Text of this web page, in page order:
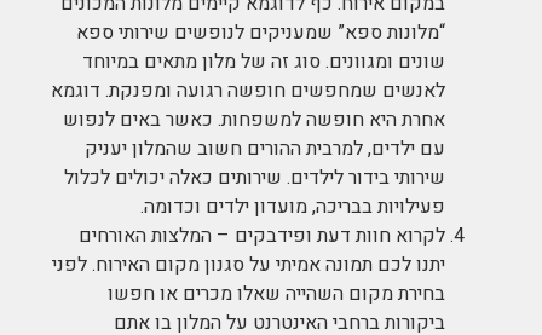
“מלונות ספא” שמעניקים לנופשים שירותי ספא
שונים ומגוונים. סוג זה של מלון מתאים במיוחד
לאנשים שמחפשים חופשה רגועה ומפנקת. דוגמא
אחרת היא חופשה למשפחות. כאשר באים לנפוש
עם ילדים, למרבית ההורים חשוב שהמלון יעניק
שירותי בידור לילדים. שירותים כאלה יכולים לכלול
פעילויות בבריכה, מועדון ילדים וכדומה.
לקרוא חוות דעת ופידבקים – המלצות האורחים
יתנו לכם תמונה אמיתי על סגנון מקום האירוח. לפני
בחירת מקום השהייה שאלו מכרים או חפשו
ביקורות ברחבי האינטרנט על המלון בו אתם